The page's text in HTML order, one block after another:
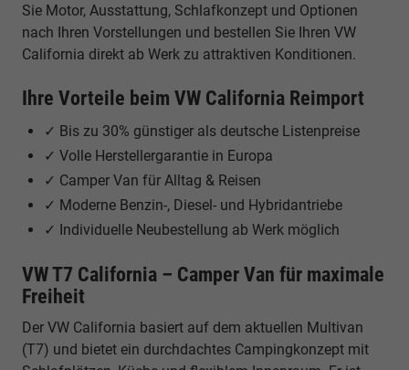
Sie Motor, Ausstattung, Schlafkonzept und Optionen
nach Ihren Vorstellungen und bestellen Sie Ihren VW
California direkt ab Werk zu attraktiven Konditionen.
Ihre Vorteile beim VW California Reimport
✓ Bis zu 30% günstiger als deutsche Listenpreise
✓ Volle Herstellergarantie in Europa
✓ Camper Van für Alltag & Reisen
✓ Moderne Benzin-, Diesel- und Hybridantriebe
✓ Individuelle Neubestellung ab Werk möglich
VW T7 California – Camper Van für maximale
Freiheit
Der VW California basiert auf dem aktuellen Multivan
(T7) und bietet ein durchdachtes Campingkonzept mit